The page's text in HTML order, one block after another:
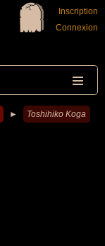
Inscription
Connexion
► Toshihiko Koga